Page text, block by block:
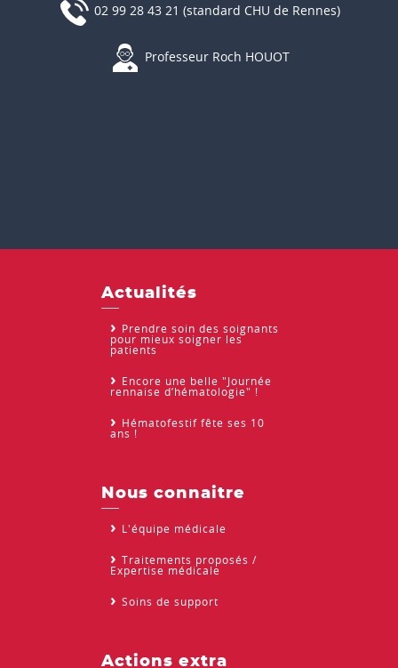
02 99 28 43 21 (standard CHU de Rennes)
Professeur Roch HOUOT
Actualités
Prendre soin des soignants
pour mieux soigner les
patients
Encore une belle "Journée
rennaise d’hématologie" !
Hématofestif fête ses 10
ans !
Nous connaitre
L'équipe médicale
Traitements proposés /
Expertise médicale
Soins de support
Actions extra